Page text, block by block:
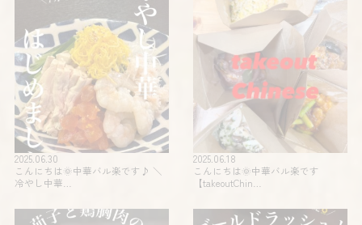
2025.06.30
こんにちは🌞中華バル楽です♪ ＼
冷やし中華…
2025.06.18
こんにちは🌞中華バル楽です
【takeoutChin…